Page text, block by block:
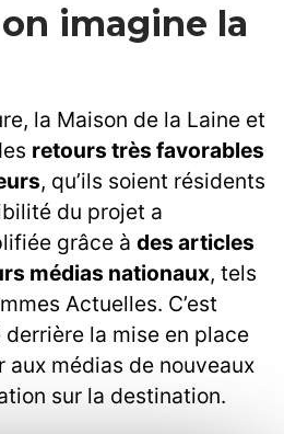
imagine la
la Maison de la Laine et
retours très favorables
, qu’ils soient résidents
du projet a
grâce à des articles
médias nationaux, tels
Actuelles. C’est
derrière la mise en place
aux médias de nouveaux
sur la destination.